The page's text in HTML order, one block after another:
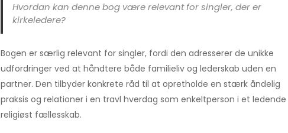
Hvordan kan denne bog være relevant for singler, der er
kirkeledere?
Bogen er særlig relevant for singler, fordi den adresserer de unikke
udfordringer ved at håndtere både familieliv og lederskab uden en
partner. Den tilbyder konkrete råd til at opretholde en stærk åndelig
praksis og relationer i en travl hverdag som enkeltperson i et ledende
religiøst fællesskab.